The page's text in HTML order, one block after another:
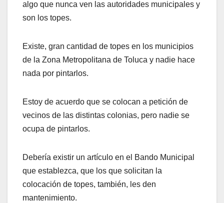
algo que nunca ven las autoridades municipales y
son los topes.
Existe, gran cantidad de topes en los municipios
de la Zona Metropolitana de Toluca y nadie hace
nada por pintarlos.
Estoy de acuerdo que se colocan a petición de
vecinos de las distintas colonias, pero nadie se
ocupa de pintarlos.
Debería existir un artículo en el Bando Municipal
que establezca, que los que solicitan la
colocación de topes, también, les den
mantenimiento.